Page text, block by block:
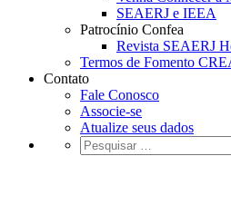
SEAERJ e IEEA
Patrocínio Confea
Revista SEAERJ
Termos de Fomento
Contato
Fale Conosco
Associe-se
Atualize seus dados
Pesquisar
por: